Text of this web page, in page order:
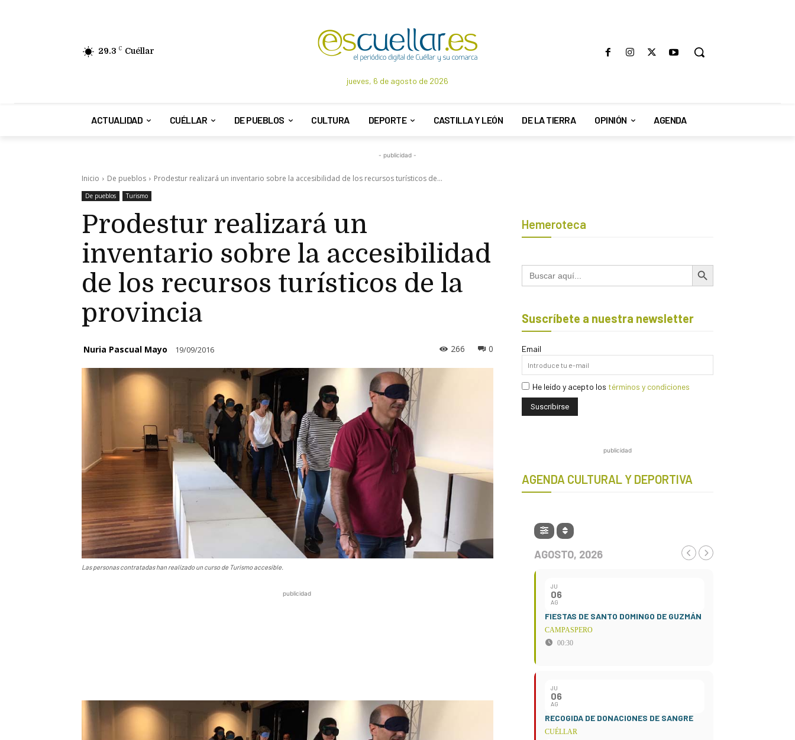
29.3 C Cuéllar
jueves, 6 de agosto de 2026
ACTUALIDAD CUÉLLAR DE PUEBLOS CULTURA DEPORTE CASTILLA Y LEÓN DE LA TIERRA OPINIÓN AGENDA
- publicidad -
Inicio De pueblos Prodestur realizará un inventario sobre la accesibilidad de los recursos turísticos de...
De pueblos Turismo
Prodestur realizará un
inventario sobre la accesibilidad
de los recursos turísticos de la
provincia
Nuria Pascual Mayo 19/09/2016 0
266
Las personas contratadas han realizado un curso de Turismo accesible.
publicidad
Hemeroteca
Buscar: Botón de búsqueda
Suscríbete a nuestra newsletter
Email
He leído y acepto los términos y condiciones
publicidad
AGENDA CULTURAL Y DEPORTIVA
AGOSTO, 2026
JU
06
AG
FIESTAS DE SANTO DOMINGO DE GUZMÁN
CAMPASPERO
00:30
JU
06
AG
RECOGIDA DE DONACIONES DE SANGRE
CUÉLLAR